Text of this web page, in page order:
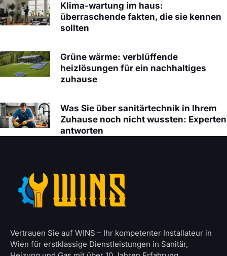
Klima-wartung im haus:
überraschende fakten, die sie kennen
sollten
Grüne wärme: verblüffende
heizlösungen für ein nachhaltiges
zuhause
Was Sie über sanitärtechnik in Ihrem
Zuhause noch nicht wussten: Experten
antworten
Vertrauen Sie auf WINS – Ihr kompetenter Installateur in
Wien für erstklassige Dienstleistungen in Sanitär,